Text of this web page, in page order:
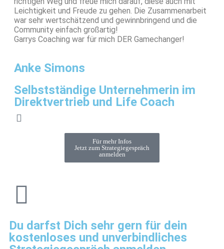
Leichtigkeit und Freude zu gehen. Die Zusammenarbeit
war sehr wertschätzend und gewinnbringend und die
Community einfach großartig!
Garrys Coaching war für mich DER Gamechanger!
Anke Simons
Selbstständige Unternehmerin im
Direktvertrieb und Life Coach
Für mehr Infos
Jetzt zum Strategiegespräch
anmelden
Du darfst Dich sehr gern für dein
kostenloses und unverbindliches